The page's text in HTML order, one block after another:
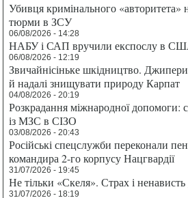
Убивця кримінального «авторитета»
тюрми в ЗСУ
06/08/2026 - 14:28
НАБУ і САП вручили експослу в
06/08/2026 - 12:19
Звичайнісіньке шкідництво.
й надалі знищувати природу Карпат
04/08/2026 - 20:19
Розкрадання міжнародної допомоги:
із МЗС в СІЗО
03/08/2026 - 20:43
Російські спецслужби переконали
командира 2-го корпусу Нацгвардії
31/07/2026 - 19:45
Не тільки «Скеля». Страх і
31/07/2026 - 18:19